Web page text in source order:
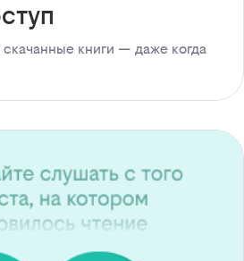
скачанные книги — даже когда